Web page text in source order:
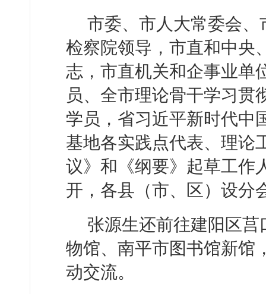
市委、市人大常委会
检察院领导，市直和中央
志，市直机关和企事业单
员、全市理论骨干学习贯
学员，省习近平新时代中
基地各实践点代表、理论
议》和《纲要》起草工作
开，各县（市、区）设分
张源生还前往建阳区
物馆、南平市图书馆新馆
动交流。